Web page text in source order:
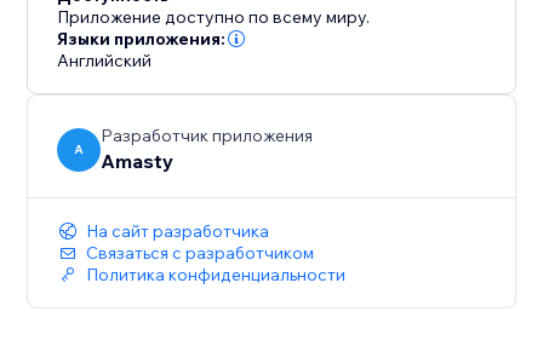
Приложение доступно по всему миру.
Языки приложения:
Английский
A
Разработчик приложения
Amasty
На сайт разработчика
Связаться с разработчиком
Политика конфиденциальности